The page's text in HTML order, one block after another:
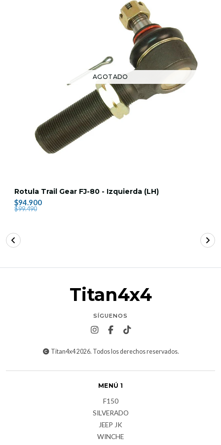
AGOTADO
Rotula Trail Gear FJ-80 - Izquierda (LH)
$94.900
$99.490
Titan4x4
SÍGUENOS
Titan4x4 2026. Todos los derechos reservados.
MENÚ 1
F150
SILVERADO
JEEP JK
WINCHE